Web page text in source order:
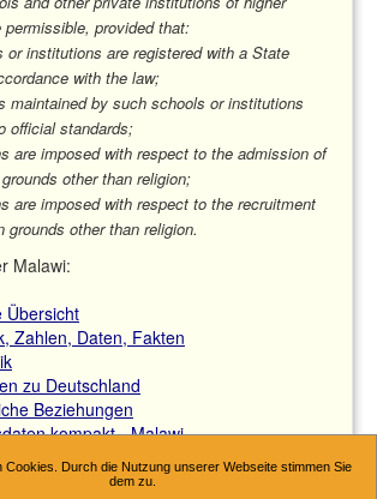
Cookies. Durch die Nutzung unserer Webseite stimmen Sie
dem zu.
permissible, provided that:
or institutions are registered with a State
with the law;
maintained by such schools or institutions
official standards;
are imposed with respect to the admission of
other than religion;
are imposed with respect to the recruitment
grounds other than religion.
Malawi:
Übersicht
Zahlen, Daten, Fakten
zu Deutschland
Beziehungen
kompakt - Malawi
Economies - The World Bank
Sicherheitshinweise